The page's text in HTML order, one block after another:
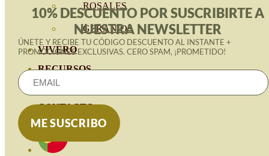
ROSALES
GERANIOS
VIVERO
RECURSOS
BLOGUE ECO
CONTACTO
10% DESCUENTO POR SUSCRIBIRTE A
NUESTRA NEWSLETTER
ÚNETE Y RECIBE TU CÓDIGO DESCUENTO AL INSTANTE +
PROMOCIONES EXCLUSIVAS. CERO SPAM, ¡PROMETIDO!